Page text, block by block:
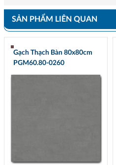
SẢN PHẨM LIÊN QUAN
Gạch Thạch Bàn 80x80cm
PGM60.80-0260